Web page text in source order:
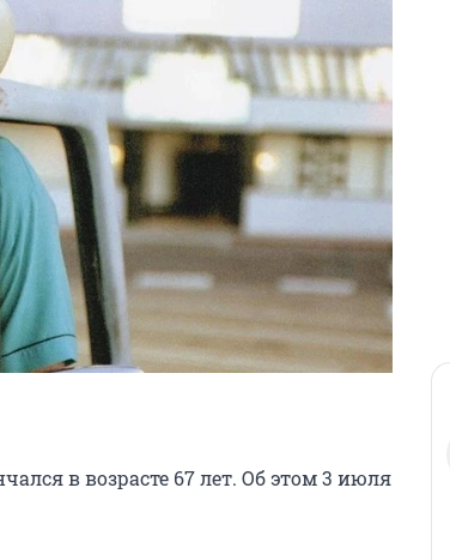
в возрасте 67 лет. Об этом 3 июля